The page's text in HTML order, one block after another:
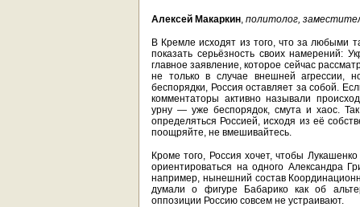
Алексей Макаркин, политолог,
В Кремле исходят из того, что за любыми
показать серьёзность своих намерений:
главное заявление, которое сейчас
не только в случае внешней агрессии,
беспорядки, Россия оставляет за собой.
комментаторы активно называли
урну — уже беспорядок, смута и хаос.
определяться Россией, исходя из её
поощряйте, не вмешивайтесь.
Кроме того, Россия хочет, чтобы
ориентироваться на одного Александра
например, нынешний состав
думали о фигуре Бабарико как об
оппозиции Россию совсем не устраивают.